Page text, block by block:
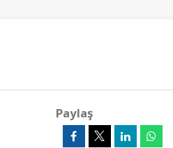
Paylaş